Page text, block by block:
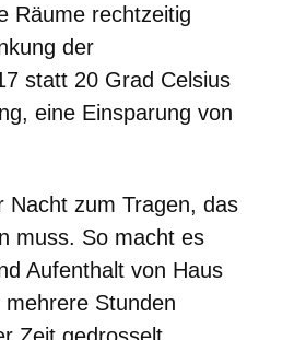
Räume rechtzeitig
der
statt 20 Grad Celsius
eine Einsparung von
Nacht zum Tragen, das
muss. So macht es
Aufenthalt von Haus
Stunden